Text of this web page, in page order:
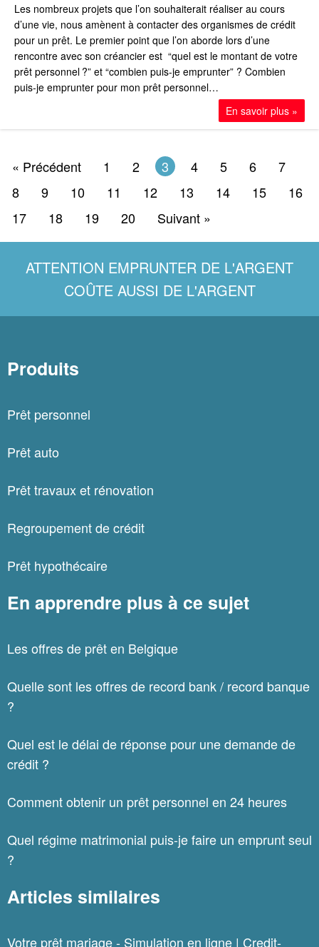
Les nombreux projets que l’on souhaiterait réaliser au cours
d’une vie, nous amènent à contacter des organismes de crédit
pour un prêt. Le premier point que l’on aborde lors d’une
rencontre avec son créancier est “quel est le montant de votre
prêt personnel ?” et “combien puis-je emprunter” ? Combien
puis-je emprunter pour mon prêt personnel…
En savoir plus »
« Précédent 1 2 3 4 5 6
7
8
9 10 11 12 13 14 15
16
17
18 19 20 Suivant »
ATTENTION EMPRUNTER DE L'ARGENT
COÛTE AUSSI DE L'ARGENT
Produits
Prêt personnel
Prêt auto
Prêt travaux et rénovation
Regroupement de crédit
Prêt hypothécaire
En apprendre plus à ce sujet
Les offres de prêt en Belgique
Quelle sont les offres de record bank / record banque
?
Quel est le délai de réponse pour une demande de
crédit ?
Comment obtenir un prêt personnel en 24 heures
Quel régime matrimonial puis-je faire un emprunt seul
?
Articles similaires
Votre prêt mariage - Simulation en ligne | Credit-